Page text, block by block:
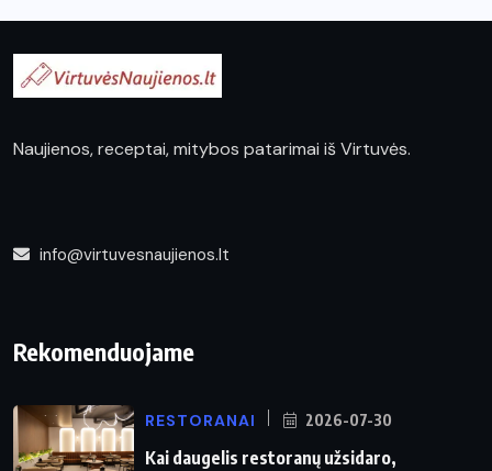
Naujienos, receptai, mitybos patarimai iš Virtuvės.
info@virtuvesnaujienos.lt
Rekomenduojame
RESTORANAI 2026-07-30
Kai daugelis restoranų užsidaro,